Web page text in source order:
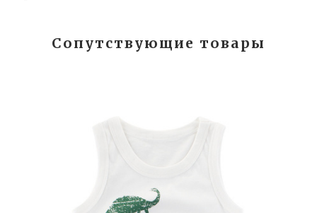
Сопутствующие товары